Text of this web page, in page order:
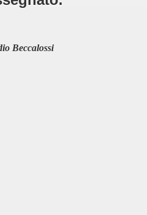
Beccalossi